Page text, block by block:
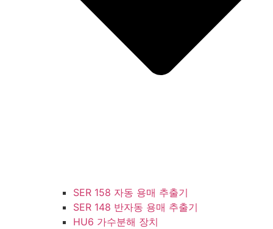
SER 158 자동 용매 추출기
SER 148 반자동 용매 추출기
HU6 가수분해 장치